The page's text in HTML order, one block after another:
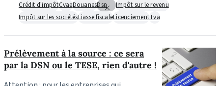
Crédit d'impôtCvaeDouanesDsn
Impôt sur le revenu
Impôt sur les sociétésLiasse fiscaleLicenciementTva
Prélèvement à la source : ce sera
par la DSN ou le TESE, rien d'autre !